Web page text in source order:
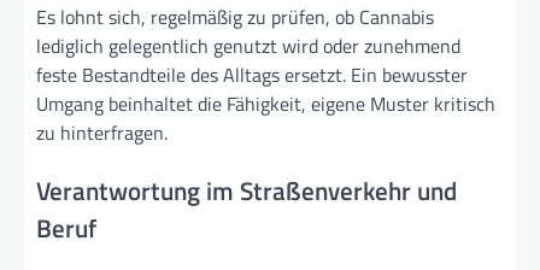
Es lohnt sich, regelmäßig zu prüfen, ob Cannabis
lediglich gelegentlich genutzt wird oder zunehmend
feste Bestandteile des Alltags ersetzt. Ein bewusster
Umgang beinhaltet die Fähigkeit, eigene Muster kritisch
zu hinterfragen.
Verantwortung im Straßenverkehr und
Beruf